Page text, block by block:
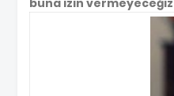
buna izin